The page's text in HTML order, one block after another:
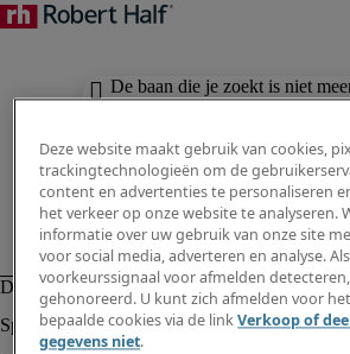
De baan die je zoekt is niet
beschikbaar. Zie vergelijkbare
Deze website maakt gebruik van cookies,
trackingtechnologieën om de
content en advertenties te personaliseren
het verkeer op onze website te analyseren.
informatie over uw gebruik van onze site
voor social media, adverteren en analyse.
voorkeurssignaal voor afmelden
gehonoreerd. U kunt zich afmelden voor
bepaalde cookies via de linkVerkoop of
gegevens niet.